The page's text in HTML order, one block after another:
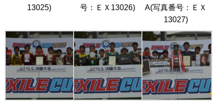
13025)
号：ＥＸ13026)
A(写真番号：ＥＸ
13027)